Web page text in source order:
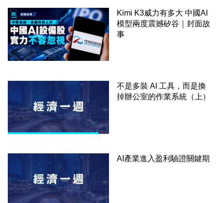
Kimi K3威力有多大 中國AI
模型兩度震撼矽谷｜封面故
事
不是多裝 AI 工具，而是換
掉辦公室的作業系統（上）
AI產業進入盈利驗證關鍵期